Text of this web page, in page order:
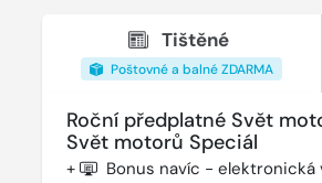
Tištěné
Poštovné a balné ZDARMA
Roční předplatné Svět
Svět motorů Speciál
+ Bonus navíc - elektronická